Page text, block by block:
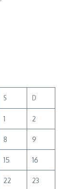
S D
1 2
8 9
15 16
22 23